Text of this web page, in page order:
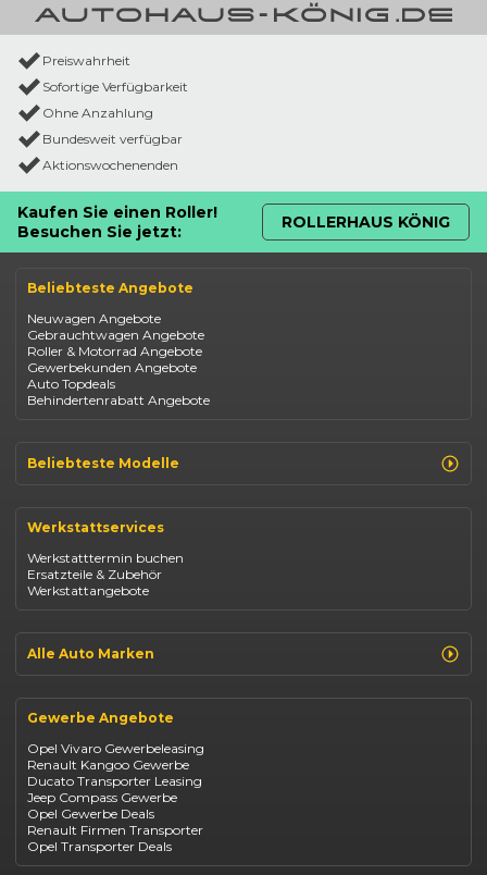
Preiswahrheit
Sofortige Verfügbarkeit
Ohne Anzahlung
Bundesweit verfügbar
Aktionswochenenden
Kaufen Sie einen Roller!
Besuchen Sie jetzt:
ROLLERHAUS KÖNIG
Beliebteste Angebote
Neuwagen Angebote
Gebrauchtwagen Angebote
Roller & Motorrad Angebote
Gewerbekunden Angebote
Auto Topdeals
Behindertenrabatt Angebote
Beliebteste Modelle
Opel Corsa
Fiat 500
Dacia Duster
Dacia Sandero
Jeep Compass
Suzuki Vitara
Suzuki Swift
Mazda CX-30
Werkstattservices
Werkstatttermin buchen
Ersatzteile & Zubehör
Werkstattangebote
Alle Auto Marken
Opel
Fiat
Jeep
Suzuki
BYD
Kia
Mazda
Citroën
Abarth
Fiat Professional
Gewerbe Angebote
Opel Vivaro Gewerbeleasing
Renault Kangoo Gewerbe
Ducato Transporter Leasing
Jeep Compass Gewerbe
Opel Gewerbe Deals
Renault Firmen Transporter
Opel Transporter Deals